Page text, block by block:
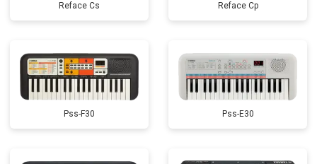
Reface Cs Reface Cp
Pss-F30 Pss-E30